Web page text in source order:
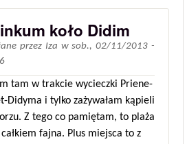
koło Didim
przez Iza wsob., 02/11/2013 -
tam w trakcie wycieczki Priene-
Didyma i tylko zażywałam kąpieli
Z tego co pamiętam, to plaża
całkiem fajna. Plus miejsca to z